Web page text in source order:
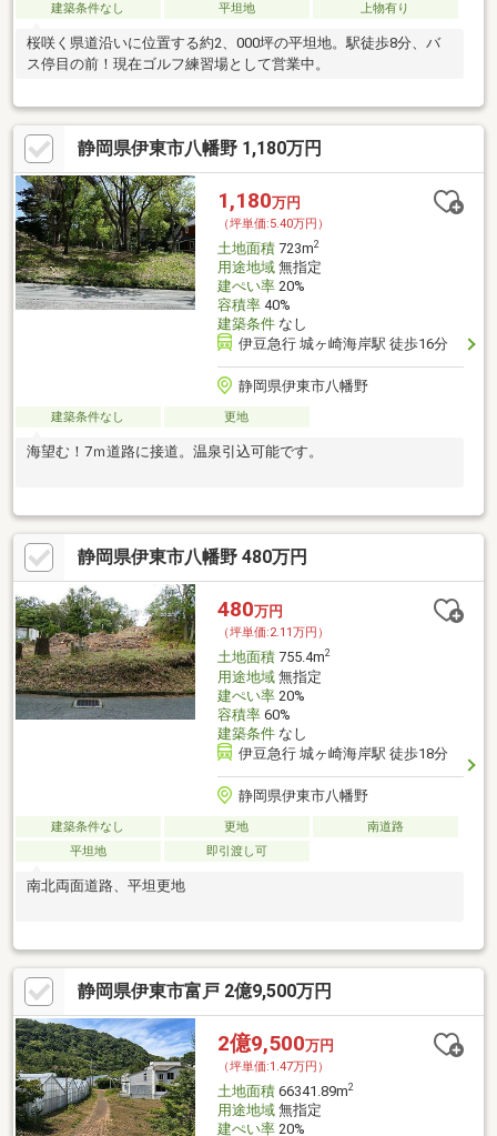
建築条件なし 平坦地 上物有り
桜咲く県道沿いに位置する約2、000坪の平坦地。駅徒歩8分、バ
ス停目の前！現在ゴルフ練習場として営業中。
静岡県伊東市八幡野 1,180万円
1,180万円
（坪単価:5.40万円）
土地面積723m2
用途地域無指定
建ぺい率20%
容積率40%
建築条件なし
伊豆急行 城ヶ崎海岸駅 徒歩16分
静岡県伊東市八幡野
建築条件なし 更地
海望む！7ｍ道路に接道。温泉引込可能です。
静岡県伊東市八幡野 480万円
480万円
（坪単価:2.11万円）
土地面積755.4m2
用途地域無指定
建ぺい率20%
容積率60%
建築条件なし
伊豆急行 城ヶ崎海岸駅 徒歩18分
静岡県伊東市八幡野
建築条件なし 更地
南道路
平坦地
即引渡し可
南北両面道路、平坦更地
静岡県伊東市富戸 2億9,500万円
2億9,500万円
（坪単価:1.47万円）
土地面積66341.89m2
用途地域無指定
建ぺい率20%